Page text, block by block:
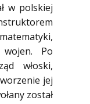
w polskiej
Po
włoski,
jej
został